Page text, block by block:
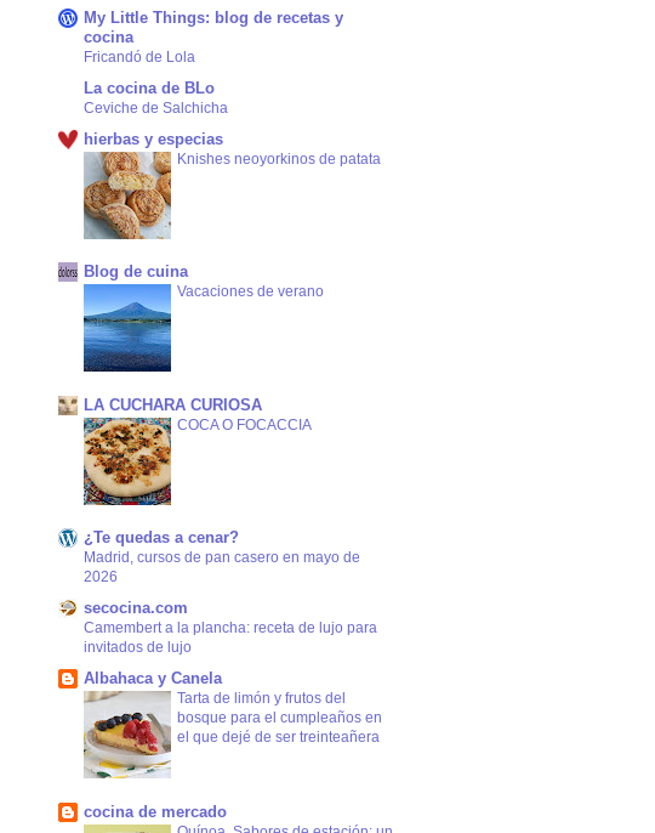
My Little Things: blog de recetas y
cocina
Fricandó de Lola
La cocina de BLo
Ceviche de Salchicha
hierbas y especias
Knishes neoyorkinos de patata
Blog de cuina
Vacaciones de verano
LA CUCHARA CURIOSA
COCA O FOCACCIA
¿Te quedas a cenar?
Madrid, cursos de pan casero en mayo de
2026
secocina.com
Camembert a la plancha: receta de lujo para
invitados de lujo
Albahaca y Canela
Tarta de limón y frutos del
bosque para el cumpleaños en
el que dejé de ser treinteañera
cocina de mercado